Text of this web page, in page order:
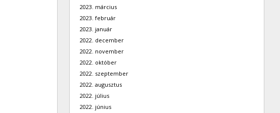
2023. március
2023. február
2023. január
2022. december
2022. november
2022. október
2022. szeptember
2022. augusztus
2022. július
2022. június